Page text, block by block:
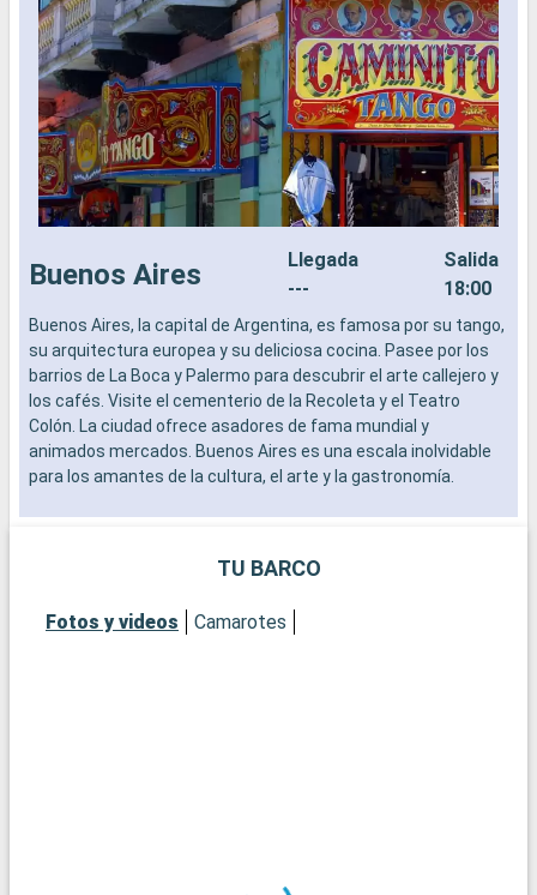
Buenos Aires
Llegada
---
Salida
18:00
Buenos Aires, la capital de Argentina, es famosa por su tango,
su arquitectura europea y su deliciosa cocina. Pasee por los
barrios de La Boca y Palermo para descubrir el arte callejero y
los cafés. Visite el cementerio de la Recoleta y el Teatro
Colón. La ciudad ofrece asadores de fama mundial y
animados mercados. Buenos Aires es una escala inolvidable
para los amantes de la cultura, el arte y la gastronomía.
TU BARCO
Fotos y videos Camarotes